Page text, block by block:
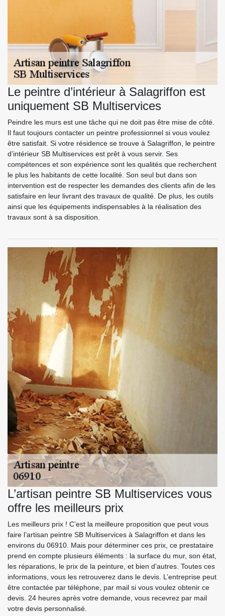
Le peintre d’intérieur à Salagriffon est
uniquement SB Multiservices
Peindre les murs est une tâche qui ne doit pas être mise de côté.
Il faut toujours contacter un peintre professionnel si vous voulez
être satisfait. Si votre résidence se trouve à Salagriffon, le peintre
d’intérieur SB Multiservices est prêt à vous servir. Ses
compétences et son expérience sont les qualités que recherchent
le plus les habitants de cette localité. Son seul but dans son
intervention est de respecter les demandes des clients afin de les
satisfaire en leur livrant des travaux de qualité. De plus, les outils
ainsi que les équipements indispensables à la réalisation des
travaux sont à sa disposition.
L’artisan peintre SB Multiservices vous
offre les meilleurs prix
Les meilleurs prix ! C’est la meilleure proposition que peut vous
faire l’artisan peintre SB Multiservices à Salagriffon et dans les
environs du 06910. Mais pour déterminer ces prix, ce prestataire
prend en compte plusieurs éléments : la surface du mur, son état,
les réparations, le prix de la peinture, et bien d’autres. Toutes ces
informations, vous les retrouverez dans le devis. L’entreprise peut
être contactée par téléphone, par mail si vous voulez obtenir ce
devis. 24 heures après votre demande, vous recevrez par mail
votre devis personnalisé.